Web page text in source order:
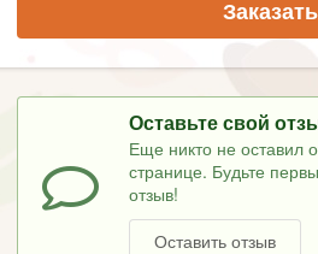
Заказать
Оставьте свой
Еще никто не оставил
странице. Будьте
отзыв!
Оставить отзыв